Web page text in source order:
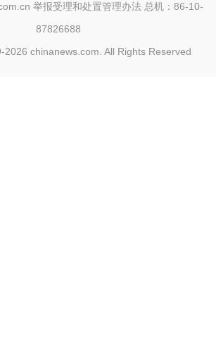
举报受理和处置管理办法 总机：86-10-
87826688
2026 chinanews.com. All Rights Reserved